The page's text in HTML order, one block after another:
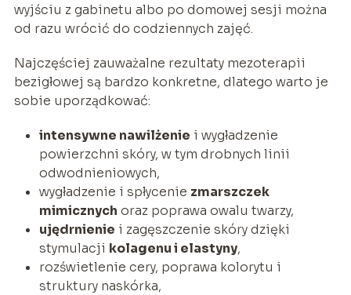
wyjściu z gabinetu albo po domowej sesji można
od razu wrócić do codziennych zajęć.
Najczęściej zauważalne rezultaty mezoterapii
bezigłowej są bardzo konkretne, dlatego warto je
sobie uporządkować:
intensywne nawilżenie i wygładzenie
powierzchni skóry, w tym drobnych linii
odwodnieniowych,
wygładzenie i spłycenie zmarszczek
mimicznych oraz poprawa owalu twarzy,
ujędrnienie i zagęszczenie skóry dzięki
stymulacji kolagenu i elastyny,
rozświetlenie cery, poprawa kolorytu i
struktury naskórka,